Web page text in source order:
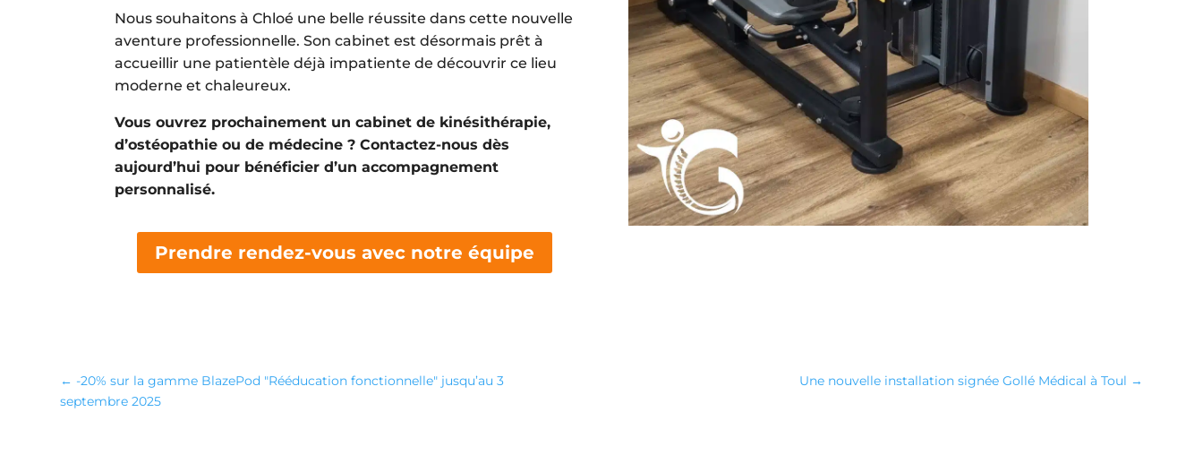
Nous souhaitons à Chloé une belle réussite dans cette nouvelle
aventure professionnelle. Son cabinet est désormais prêt à
accueillir une patientèle déjà impatiente de découvrir ce lieu
moderne et chaleureux.
Vous ouvrez prochainement un cabinet de kinésithérapie,
d’ostéopathie ou de médecine ? Contactez-nous dès
aujourd’hui pour bénéficier d’un accompagnement
personnalisé.
Prendre rendez-vous avec notre équipe
← -20% sur la gamme BlazePod "Rééducation fonctionnelle" jusqu’au 3
septembre 2025
Une nouvelle installation signée Gollé Médical à Toul →